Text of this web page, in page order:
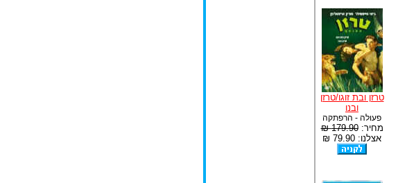
טרזן ובת זוגו/טרזן
ובנו
פעולה - הרפתקה
מחיר:179.90 ₪
אצלנו: 79.90 ₪